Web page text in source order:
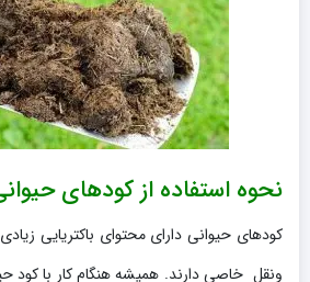
نحوه استفاده از کودهای
کودهای حیوانی دارای محتوای باکتریایی
ونقل خاصی دارند. همیشه هنگام کار با کود